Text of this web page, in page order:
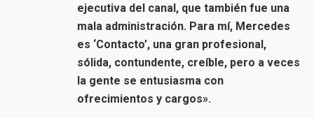
ejecutiva del canal, que también fue una
mala administración. Para mí, Mercedes
es ‘Contacto’, una gran profesional,
sólida, contundente, creíble, pero a veces
la gente se entusiasma con
ofrecimientos y cargos».